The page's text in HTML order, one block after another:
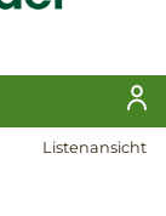
Listenansicht